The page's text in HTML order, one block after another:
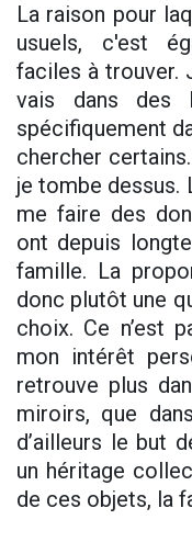
La raison pour
usuels, c'est
faciles à trouver.
vais dans des
spécifiquement
chercher
je tombe dessus.
me faire des
ont depuis
famille. La
donc plutôt une
choix. Ce n’est
mon intérêt
retrouve plus
miroirs, que
d’ailleurs le but
un héritage
de ces objets, la